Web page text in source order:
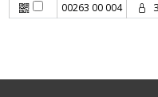
00263 00 004